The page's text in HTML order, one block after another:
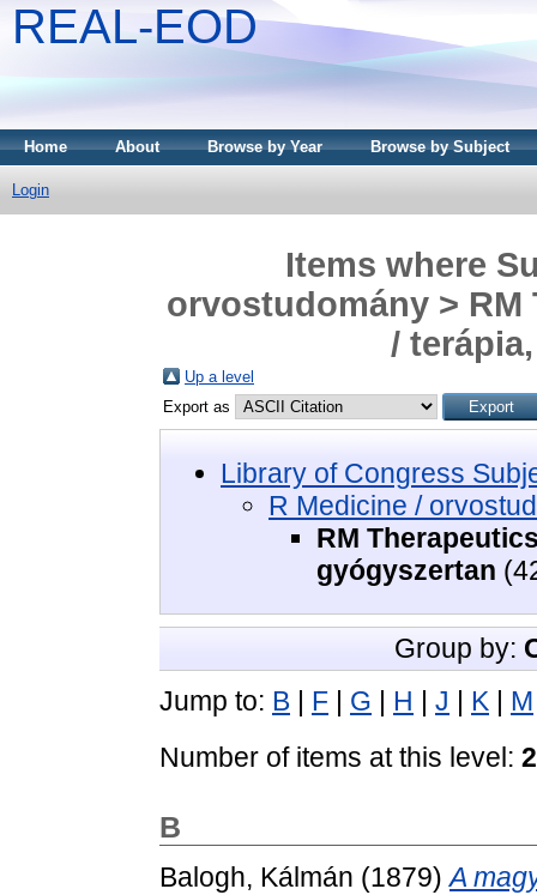
REAL-EOD
Home About Browse by Year Browse by Subject
Login
Items where
orvostudomány >
/
Up a level
Export as
Library of Congress
R Medicine /
RM
gyógyszertan
Group by:
Jump to: B F G H J K M
Number of items at this level:
B
Balogh, Kálmán (1879)A